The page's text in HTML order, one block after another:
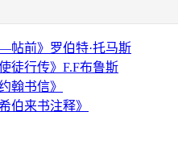
前》罗伯特·托马斯
徒行传》F.F布鲁斯
翰书信》
伯来书注释》